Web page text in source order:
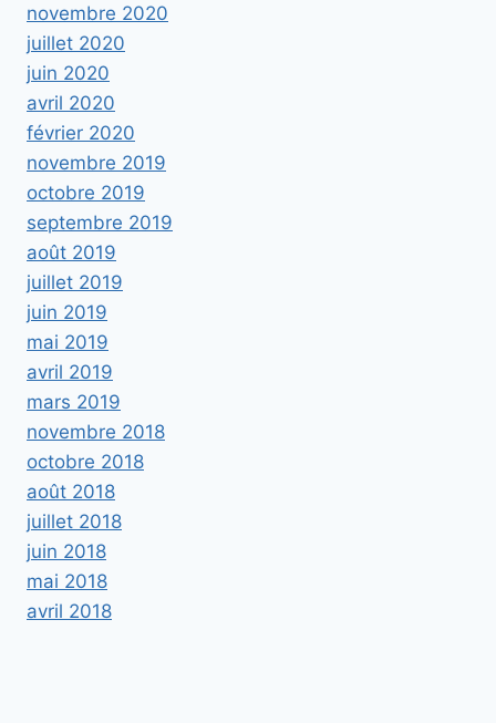
novembre 2020
juillet 2020
juin 2020
avril 2020
février 2020
novembre 2019
octobre 2019
septembre 2019
août 2019
juillet 2019
juin 2019
mai 2019
avril 2019
mars 2019
novembre 2018
octobre 2018
août 2018
juillet 2018
juin 2018
mai 2018
avril 2018